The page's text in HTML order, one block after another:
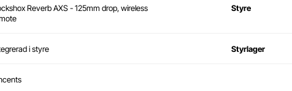
Reverb AXS - 125mm drop, wireless
Styre
i styre Styrlager